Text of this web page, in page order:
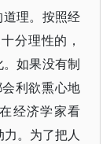
理。按照经
分理性的，
如果没有制
利欲熏心地
经济学家看
。为了把人